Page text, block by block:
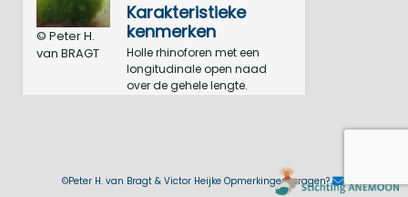
© Peter H.
van BRAGT
Karakteristieke
kenmerken
Holle rhinoforen met een
longitudinale open naad
over de gehele lengte.
uitsteeksels en vormen een
©Peter H. van Bragt & Victor Heijke Opmerkingen, vragen?